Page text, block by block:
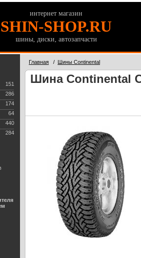
интернет магазин
SHIN-SHOP.RU
шины, диски, автозапчасти
151
286
174
64
440
284
Главная / Шины Continental
Шина Continental